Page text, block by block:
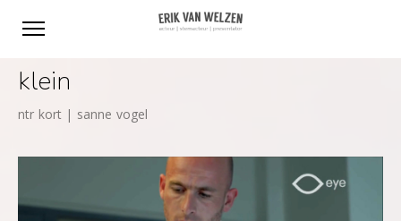
klein
ntr kort | sanne vogel